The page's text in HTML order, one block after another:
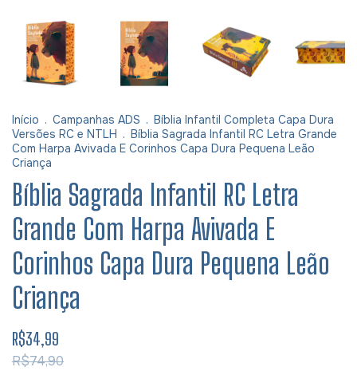
Início . Campanhas ADS . Bíblia Infantil Completa Capa Dura
Versões RC e NTLH . Bíblia Sagrada Infantil RC Letra Grande
Com Harpa Avivada E Corinhos Capa Dura Pequena Leão
Criança
Bíblia Sagrada Infantil RC Letra
Grande Com Harpa Avivada E
Corinhos Capa Dura Pequena Leão
Criança
R$34,99
R$74,90